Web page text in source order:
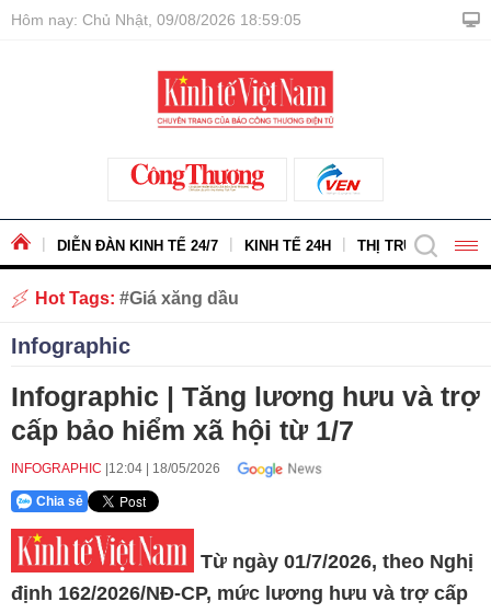
Hôm nay: Chủ Nhật, 09/08/2026 18:59:06
DIỄN ĐÀN KINH TẾ 24/7 KINH TẾ 24H THỊ TRƯỜNG -
Hot Tags: Giá xăng dầu
Infographic
Infographic | Tăng lương hưu và trợ
cấp bảo hiểm xã hội từ 1/7
INFOGRAPHIC 12:04 18/05/2026
Chia sẻ
Từ ngày 01/7/2026, theo Nghị
định 162/2026/NĐ-CP, mức lương hưu và trợ cấp